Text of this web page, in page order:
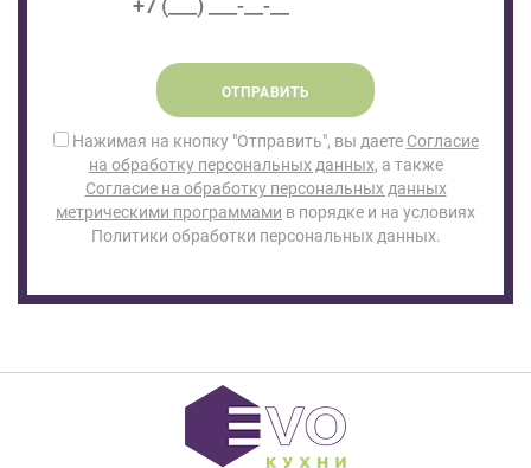
ОТПРАВИТЬ
Нажимая на кнопку "Отправить", вы даете Согласие
на обработку персональных данных, а также
Согласие на обработку персональных данных
метрическими программами в порядке и на условиях
Политики обработки персональных данных.